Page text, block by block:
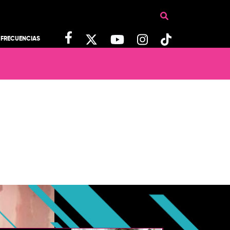
FRECUENCIAS